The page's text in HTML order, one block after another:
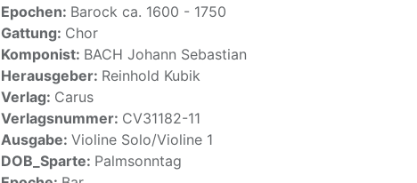
Epochen: Barock ca. 1600 - 1750
Gattung: Chor
Komponist: BACH Johann Sebastian
Herausgeber: Reinhold Kubik
Verlag: Carus
Verlagsnummer: CV31182-11
Ausgabe: Violine Solo/Violine 1
DOB_Sparte: Palmsonntag